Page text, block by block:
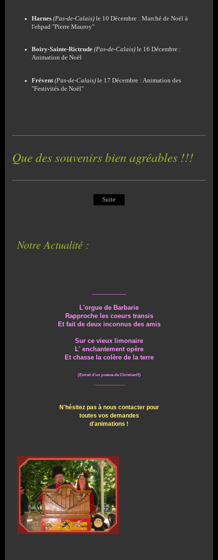
Harnes (Pas-de-Calais) le 10 Décembre : Marché de Noël à
l'ehpad "Pierre Mauroy"
Boiry-Sainte-Rictrude (Pas-de-Calais) le 16 Décembre :
Animation de Noël
Frévent (Pas-de-Calais) le 17 Décembre : Animation des
"Festivités de Noël"
Que des souvenirs bien agréables !!!
Suite
Notre Actualité :
L'orgue de Barbarie
Rapproche les coeurs transis
Et fait de deux inconnus des amis
Sur ce vieux limonaire
L' enchantement opère
Et chasse la colère de la terre
(Extrait d'un poème de ChristianH)
N'hésitez pas à nous contacter pour
toutes vos demandes
d'animations !